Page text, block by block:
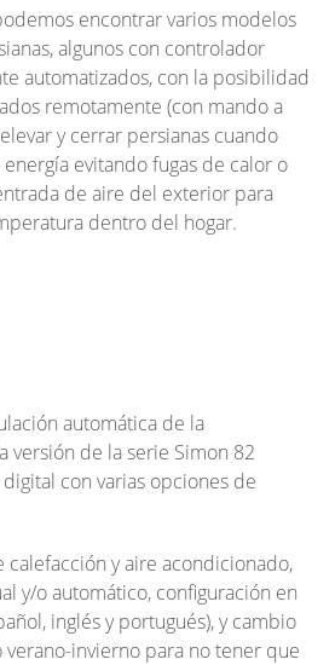
encontrar varios modelos
algunos con controlador
automatizados, con la posibilidad
remotamente (con mando a
y cerrar persianas cuando
evitando fugas de calor o
de aire del exterior para
dentro del hogar.
automática de la
versión de la serie Simon 82
con varias opciones de
y aire acondicionado,
y/o automático, configuración en
inglés y portugués), y cambio
invierno para no tener que